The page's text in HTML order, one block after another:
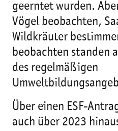
geerntet wurden.
Vögel beobachten,
Wildkräuter
beobachten standen
des regelmäßigen
Über einen ESF-
auch über 2023